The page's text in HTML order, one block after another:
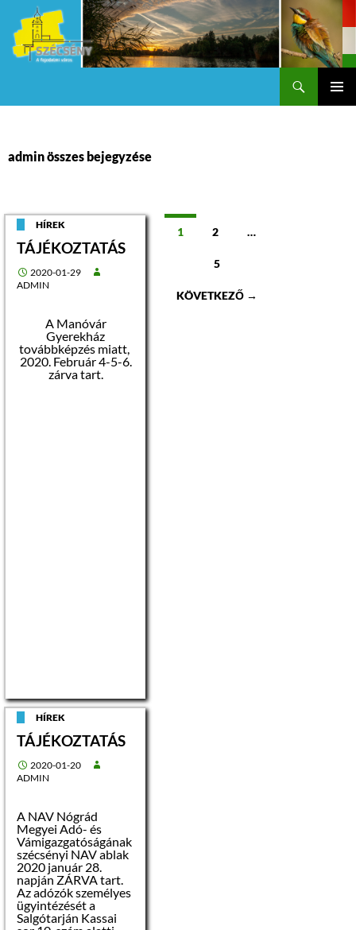
admin összes bejegyzése
HÍREK
TÁJÉKOZTATÁS
2020-01-29
ADMIN
A Manóvár
Gyerekház
továbbképzés miatt,
2020. Február 4-5-6.
zárva tart.
HÍREK
TÁJÉKOZTATÁS
2020-01-20
ADMIN
A NAV Nógrád
Megyei Adó- és
Vámigazgatóságának
szécsényi NAV ablak
2020 január 28.
napján ZÁRVA tart.
Az adózók személyes
ügyintézését a
Salgótarján Kassai
Bejegyzések
navigációja
1 2 …
5
KÖVETKEZŐ →